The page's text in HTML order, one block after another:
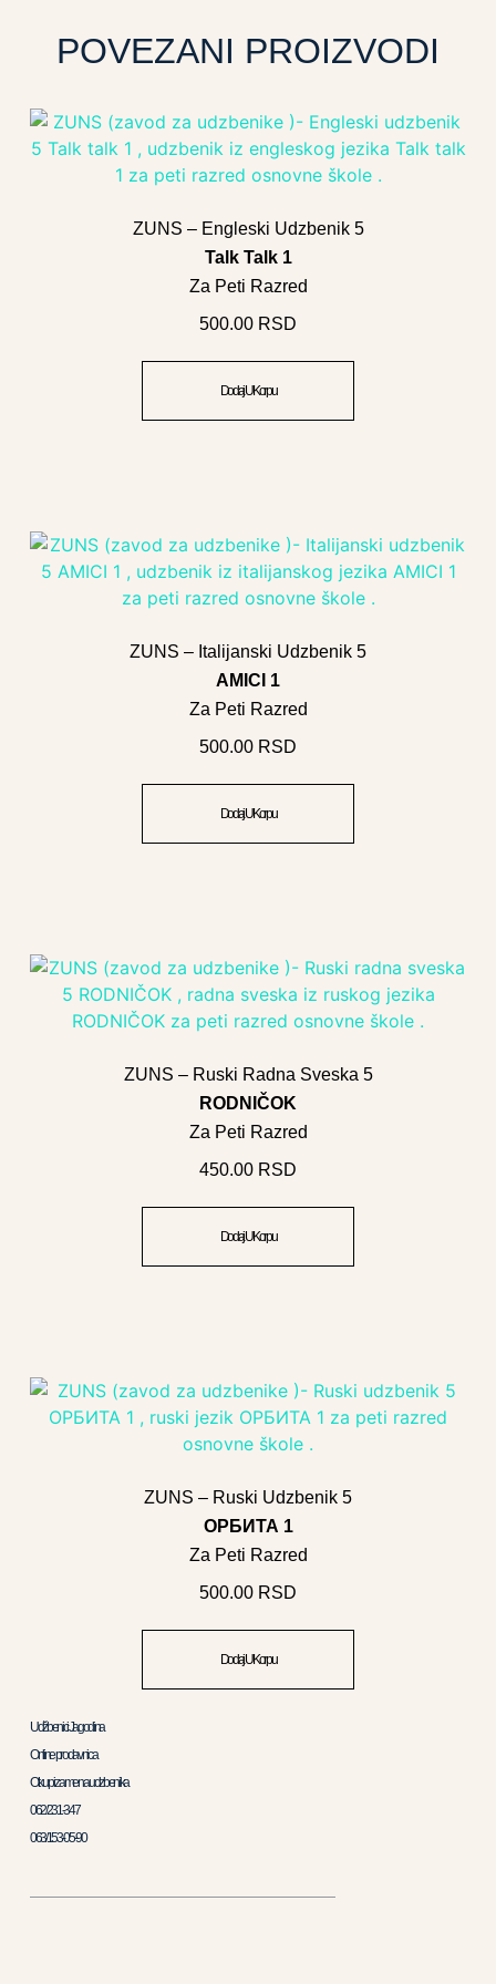
POVEZANI PROIZVODI
ZUNS – Engleski Udzbenik 5
Talk Talk 1
Za Peti Razred
500.00 RSD
Dodaj U Korpu
ZUNS – Italijanski Udzbenik 5
AMICI 1
Za Peti Razred
500.00 RSD
Dodaj U Korpu
ZUNS – Ruski Radna Sveska 5
RODNIČOK
Za Peti Razred
450.00 RSD
Dodaj U Korpu
ZUNS – Ruski Udzbenik 5
ОРБИТА 1
Za Peti Razred
500.00 RSD
Dodaj U Korpu
Udžbenici Jagodina
Online prodavnica
Otkup i zamena udzbenika
062/231-347
063/153-05-90